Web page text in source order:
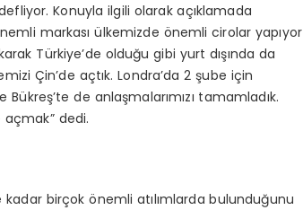
Konuyla ilgili olarak açıklamada
markası ülkemizde önemli cirolar yapıyor
Türkiye’de olduğu gibi yurt dışında da
Çin’de açtık. Londra’da 2 şube için
Bükreş’te de anlaşmalarımızı tamamladık.
dedi.
kadar birçok önemli atılımlarda bulunduğunu